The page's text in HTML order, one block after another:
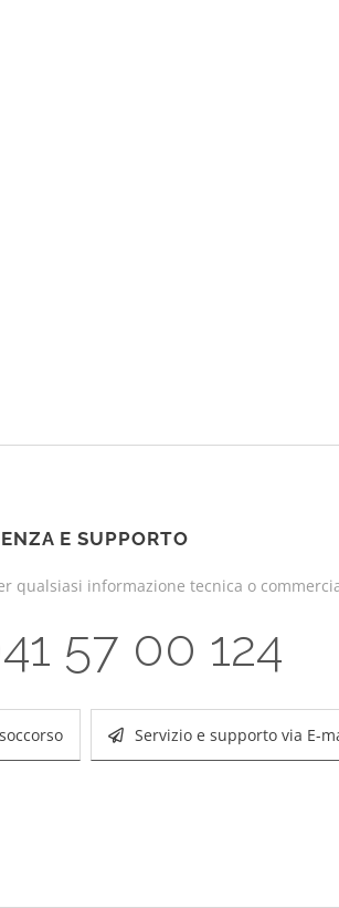
E SUPPORTO
qualsiasi informazione tecnica o
57 00 124
Servizio e supporto via E-